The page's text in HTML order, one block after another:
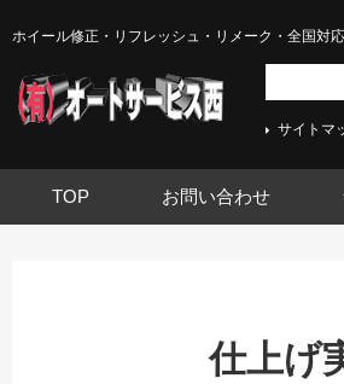
ホイール修正・リフレッシュ・リメーク・全国対
サイトマ
TOP お問い合わせ
仕上げ